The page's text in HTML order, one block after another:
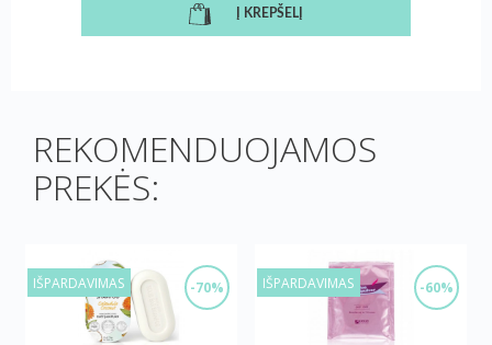
Į KREPŠELĮ
REKOMENDUOJAMOS
PREKĖS:
-70%
IŠPARDAVIMAS -60%
IŠPARDAVIMAS